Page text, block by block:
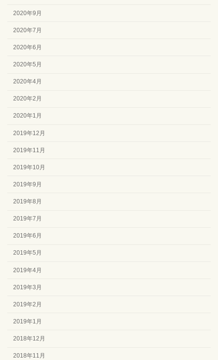
2020年9月
2020年7月
2020年6月
2020年5月
2020年4月
2020年2月
2020年1月
2019年12月
2019年11月
2019年10月
2019年9月
2019年8月
2019年7月
2019年6月
2019年5月
2019年4月
2019年3月
2019年2月
2019年1月
2018年12月
2018年11月